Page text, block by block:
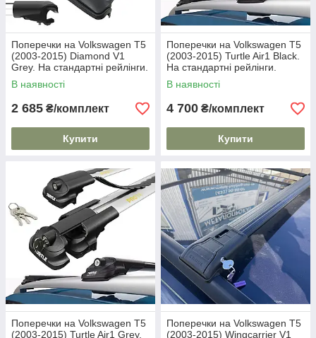
Поперечки на Volkswagen T5
(2003-2015) Diamond V1
Grey. На стандартні рейлінги.
Без замка. Сірі
В наявності
2 685 ₴/комплект
Купити
Поперечки на Volkswagen T5
(2003-2015) Turtle Air1 Black.
На стандартні рейлінги.
Замок на ключах. Чорні
В наявності
4 700 ₴/комплект
Купити
Поперечки на Volkswagen T5
(2003-2015) Turtle Air1 Grey.
Поперечки на Volkswagen T5
(2003-2015) Wingcarrier V1